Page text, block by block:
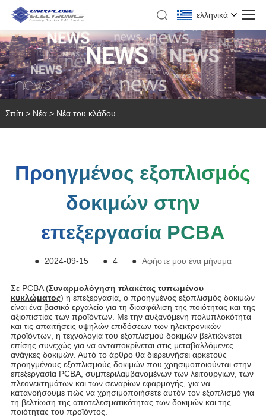
ελληνικά
Σπίτι > Νέα> Νέα του κλάδου
Προηγμένος εξοπλισμός
δοκιμών στην
επεξεργασία PCBA
● 2024-09-15 ● 4 ● Αφήστε μου ένα μήνυμα
Σε PCBA (Συναρμολόγηση πλακέτας τυπωμένου
κυκλώματος) η επεξεργασία, ο προηγμένος εξοπλισμός δοκιμών
είναι ένα βασικό εργαλείο για τη διασφάλιση της ποιότητας και της
αξιοπιστίας των προϊόντων. Με την αυξανόμενη πολυπλοκότητα
και τις απαιτήσεις υψηλών επιδόσεων των ηλεκτρονικών
προϊόντων, η τεχνολογία του εξοπλισμού δοκιμών βελτιώνεται
επίσης συνεχώς για να ανταποκρίνεται στις μεταβαλλόμενες
ανάγκες δοκιμών. Αυτό το άρθρο θα διερευνήσει αρκετούς
προηγμένους εξοπλισμούς δοκιμών που χρησιμοποιούνται στην
επεξεργασία PCBA, συμπεριλαμβανομένων των λειτουργιών, των
πλεονεκτημάτων και των σεναρίων εφαρμογής, για να
κατανοήσουμε πώς να χρησιμοποιήσετε αυτόν τον εξοπλισμό για
τη βελτίωση της αποτελεσματικότητας των δοκιμών και της
ποιότητας του προϊόντος.